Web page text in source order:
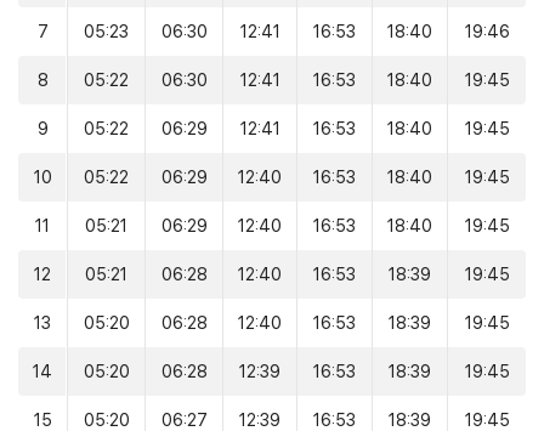
7 05:23 06:30 12:41 16:53 18:40 19:46
8 05:22 06:30 12:41 16:53 18:40 19:45
9 05:22 06:29 12:41 16:53 18:40 19:45
10 05:22 06:29 12:40 16:53 18:40 19:45
11 05:21 06:29 12:40 16:53 18:40 19:45
12 05:21 06:28 12:40 16:53 18:39 19:45
13 05:20 06:28 12:40 16:53 18:39 19:45
14 05:20 06:28 12:39 16:53 18:39 19:45
15 05:20 06:27 12:39 16:53 18:39 19:45